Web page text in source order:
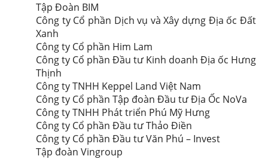
Tập Đoàn BIM
Công ty Cổ phần Dịch vụ và Xây dựng Địa ốc Đất
Xanh
Công ty Cổ phần Him Lam
Công ty Cổ phần Đầu tư Kinh doanh Địa ốc Hưng
Thịnh
Công ty TNHH Keppel Land Việt Nam
Công ty Cổ phần Tập đoàn Đầu tư Địa Ốc NoVa
Công ty TNHH Phát triển Phú Mỹ Hưng
Công ty Cổ phần Đầu tư Thảo Điền
Công ty Cổ phần Đầu tư Văn Phú – Invest
Tập đoàn Vingroup